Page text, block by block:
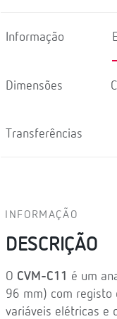
Informação
Dimensões
Transferências
INFORMAÇÃO
DESCRIÇÃO
O CVM-C11 é um
96 mm) com registo
variáveis elétricas e